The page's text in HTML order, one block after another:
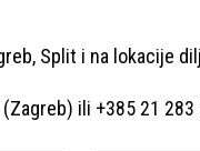
Split i na lokacije
ili +385 21